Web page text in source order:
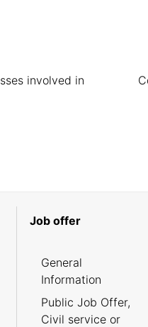
involved in
Job offer
General
Information
Public Job Offer,
Civil service or